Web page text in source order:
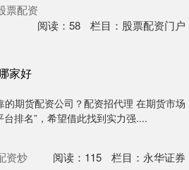
票配资
阅读： 58 栏目： 股票配资门户
家好
期货配资公司？配资招代理 在期货市场
排名”，希望借此找到实力强....
资炒 阅读： 115 栏目： 永华证券